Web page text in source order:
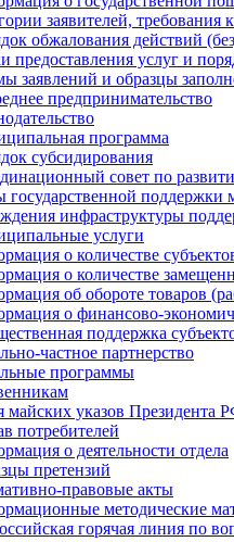
заявителей, требования
обжалования действий
предоставления услуг и
заявлений и образцы
предпринимательство
программа
субсидирования
совет по
поддержки
инфраструктуры
услуги
о количестве
о количестве
об обороте товаров
о финансово-
поддержка
частное партнерство
программы
майских указов Президента
потребителей
о деятельности отдела
претензий
правовые акты
методические
горячая линия по